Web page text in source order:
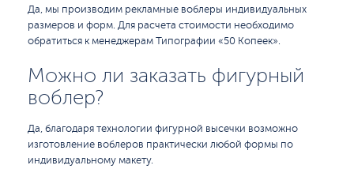
Да, мы производим рекламные воблеры индивидуальных
размеров и форм. Для расчета стоимости необходимо
обратиться к менеджерам Типографии «50 Копеек».
Можно ли заказать фигурный
воблер?
Да, благодаря технологии фигурной высечки возможно
изготовление воблеров практически любой формы по
индивидуальному макету.